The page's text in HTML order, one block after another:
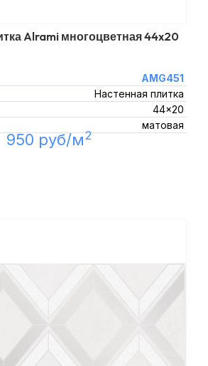
Alrami многоцветная 44x20
AMG451
Настенная плитка
44x20
матовая
950 руб/м2